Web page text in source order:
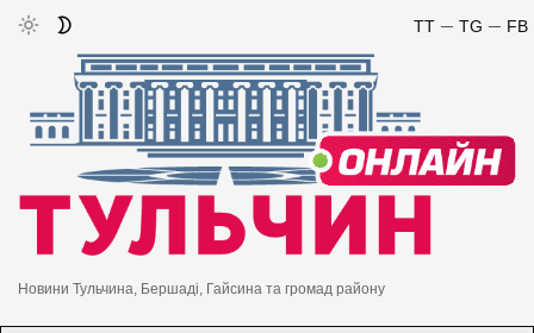
FB
TG
TT
Новини Тульчина, Бершаді, Гайсина та громад району